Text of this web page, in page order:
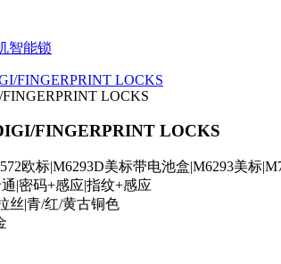
智能锁
LOCKS
FINGERPRINT LOCKS
欧标|M6293D美标带电池盒|M6293美标
|密码+感应|指纹+感应
丝|青/红/黄古铜色